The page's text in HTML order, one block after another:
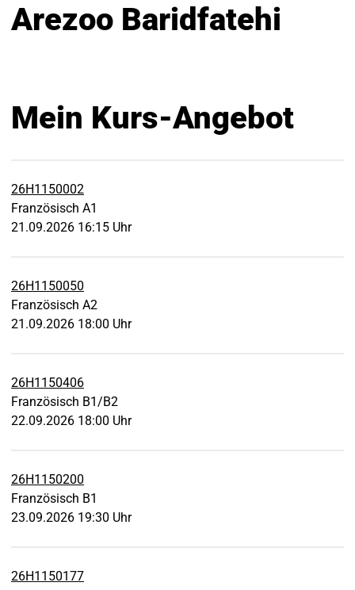
Arezoo Baridfatehi
Mein Kurs-Angebot
26H1150002
Französisch A1
21.09.2026 16:15 Uhr
26H1150050
Französisch A2
21.09.2026 18:00 Uhr
26H1150406
Französisch B1/B2
22.09.2026 18:00 Uhr
26H1150200
Französisch B1
23.09.2026 19:30 Uhr
26H1150177